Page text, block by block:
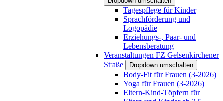
Tagespflege für Kinder
Sprachförderung und
Logopädie
Erziehungs-, Paar- und
Lebensberatung
Veranstaltungen FZ Gelsenkirchener
Straße
Dropdown umschalten
Body-Fit für Frauen (3-2026)
Yoga für Frauen (3-2026)
Eltern-Kind-Töpfern für